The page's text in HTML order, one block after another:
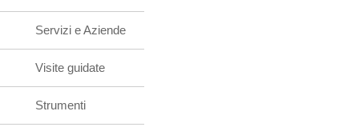
Servizi e Aziende
Visite guidate
Strumenti